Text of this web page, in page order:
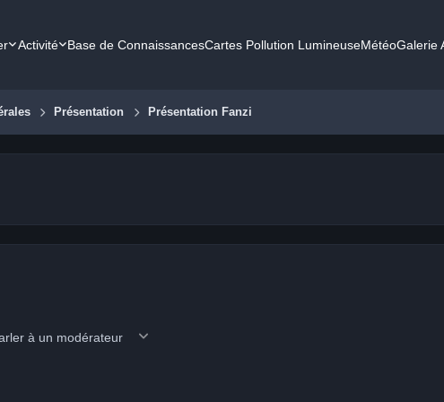
Activité Base de ConnaissancesCartes Pollution LumineuseMétéoGalerie
Présentation Présentation Fanzi